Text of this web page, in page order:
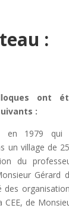
:
ont
:
en 1979 qui
un village de
du
Gérard
des
CEE, de